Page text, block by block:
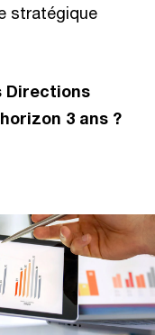
stratégique
Directions
3 ans ?